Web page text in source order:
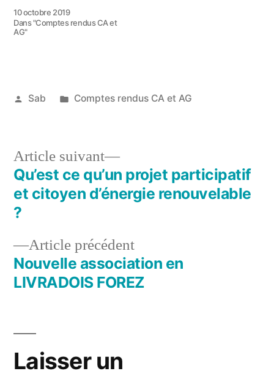
10 octobre 2019
Dans "Comptes rendus CA et
AG"
Publié
Sab
2018
Publié
Comptes rendus CA et AG
Navigation
de
l’article
Article précédentArticle
précédent :
Nouvelle association en
LIVRADOIS FOREZ
Article suivant
Article
suivant :
Qu’est ce qu’un projet participatif
et citoyen d’énergie renouvelable
?
Laisser un